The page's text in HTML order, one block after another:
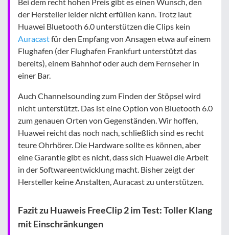
der Hersteller leider nicht erfüllen kann. Trotz laut
Huawei Bluetooth 6.0 unterstützen die Clips kein
Auracastfür den Empfang von Ansagen etwa auf einem
Flughafen (der Flughafen Frankfurt unterstützt das
bereits), einem Bahnhof oder auch dem Fernseher in
einer Bar.
Auch Channelsounding zum Finden der Stöpsel wird
nicht unterstützt. Das ist eine Option von Bluetooth 6.0
zum genauen Orten von Gegenständen. Wir hoffen,
Huawei reicht das noch nach, schließlich sind es recht
teure Ohrhörer. Die Hardware sollte es können, aber
eine Garantie gibt es nicht, dass sich Huawei die Arbeit
in der Softwareentwicklung macht. Bisher zeigt der
Hersteller keine Anstalten, Auracast zu unterstützen.
Fazit zu Huaweis FreeClip 2 im Test: Toller Klang
mit Einschränkungen